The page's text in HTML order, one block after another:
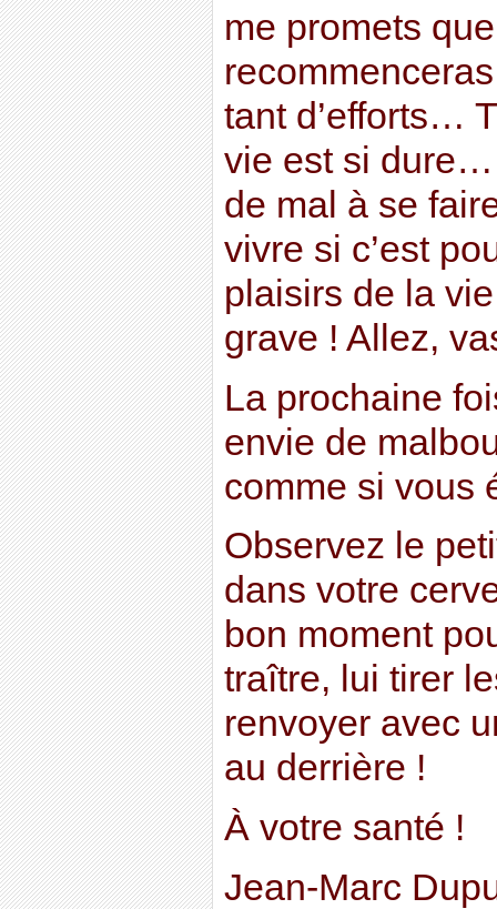
me promets
tant d’efforts…
vie est si dure…
de mal à se
vivre si c’est
plaisirs de la
grave ! Allez,
La prochaine
envie de
comme si vous
Observez le
dans votre
bon moment
traître, lui tirer
renvoyer avec
au derrière !
À votre santé !
Jean-Marc